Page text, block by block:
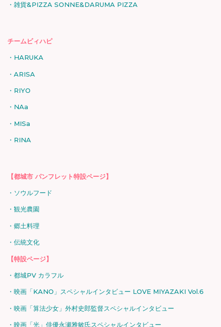
雑貨&PIZZA SONNE&DARUMA PIZZA
チームビィハピ
HARUKA
ARISA
RIYO
NAa
MISa
RINA
【都城市 パンフレット特設ページ】
ソウルフード
観光農園
郷土料理
伝統文化
【特設ページ】
都城PV カラフル
映画「KANO」スペシャルインタビュー LOVE MIYAZAKI Vol.6
映画「算法少女」外村史郎監督スペシャルインタビュー
映画「光」俳優永瀬雅敏氏スペシャルインタビュー